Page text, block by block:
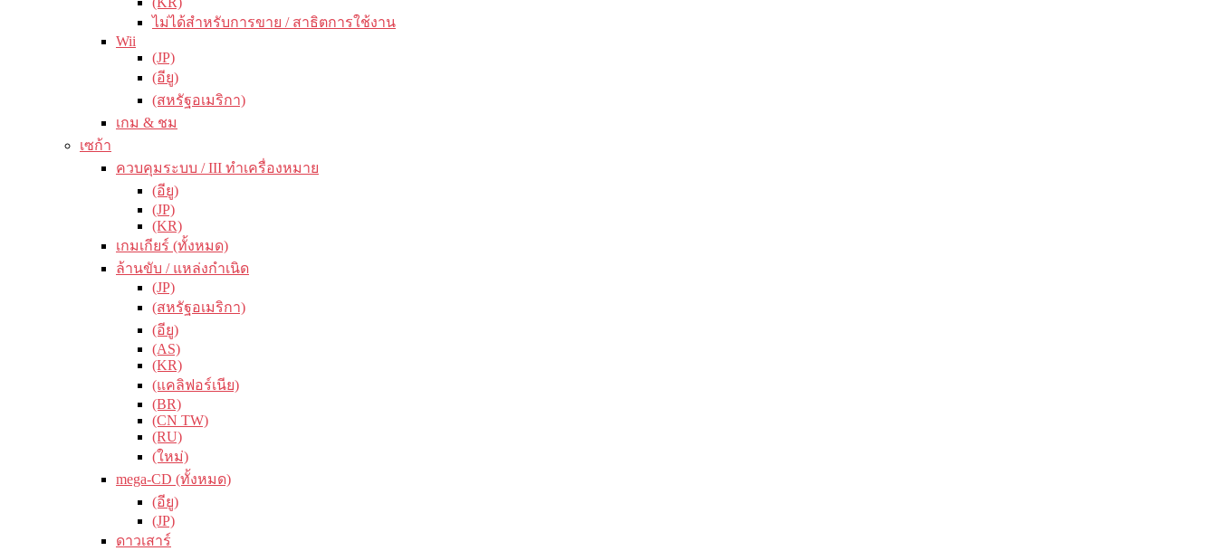
ไม่ได้สำหรับการขาย / สาธิตการใช้งาน
Wii
(JP)
(อียู)
(สหรัฐอเมริกา)
เกม & ชม
เซก้า
ควบคุมระบบ / III ทำเครื่องหมาย
(อียู)
(JP)
(KR)
เกมเกียร์ (ทั้งหมด)
ล้านขับ / แหล่งกำเนิด
(JP)
(สหรัฐอเมริกา)
(อียู)
(AS)
(KR)
(แคลิฟอร์เนีย)
(BR)
(CN TW)
(RU)
(ใหม่)
mega-CD (ทั้งหมด)
(อียู)
(JP)
ดาวเสาร์